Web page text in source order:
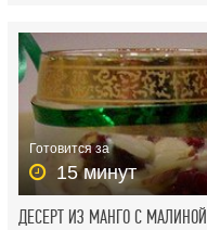
Готовится за
15 минут
ДЕСЕРТ ИЗ МАНГО С МАЛИНОЙ